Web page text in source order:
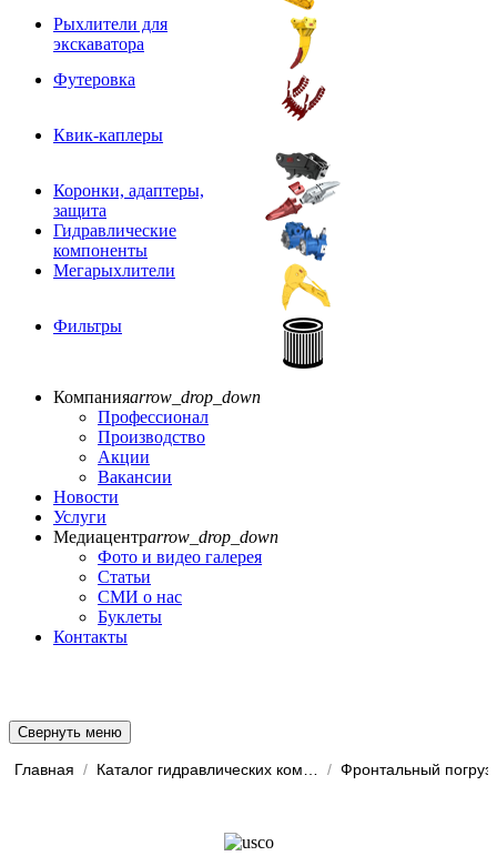
Рыхлители для
экскаватора
Футеровка
Квик-каплеры
Коронки, адаптеры,
защита
Гидравлические
компоненты
Мегарыхлители
Фильтры
Компанияarrow_drop_down
Профессионал
Производство
Акции
Вакансии
Новости
Услуги
Медиацентрarrow_drop_down
Фото и видео галерея
Статьи
СМИ о нас
Буклеты
Контакты
Свернуть меню
Главная / / Фронтальный